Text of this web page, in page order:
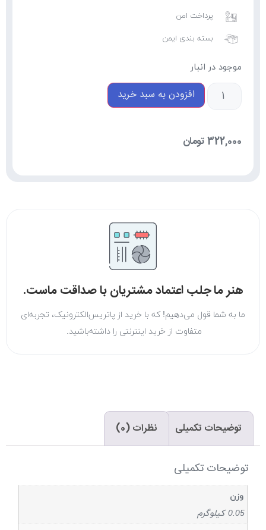
پرداخت امن
بسته بندی ایمن
موجود در انبار
افزودن به سبد خرید
322,000تومان
هنر ما جلب اعتماد مشتریان با صداقت ماست.
ما به شما قول می‌دهیم! که با خرید از پاتریس‌الکترونیک، تجربه‌ای
متفاوت از خرید اینترنتی را داشته‌باشید.
توضیحات تکمیلی نظرات (0)
توضیحات تکمیلی
وزن
0.05 کیلوگرم